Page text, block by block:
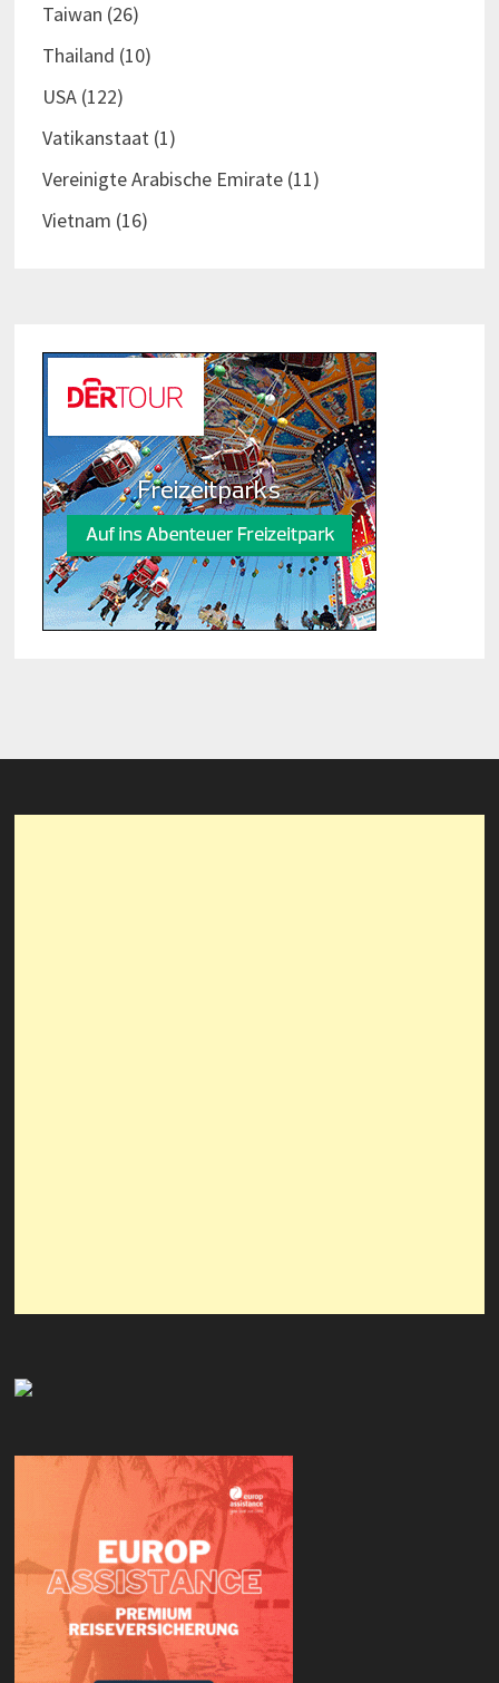
Taiwan (26)
Thailand (10)
USA(122)
Vatikanstaat(1)
Vereinigte Arabische Emirate(11)
Vietnam (16)